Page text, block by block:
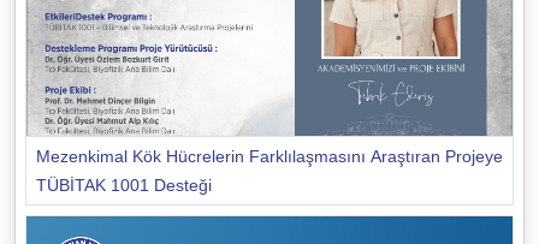
Mezenkimal Kök Hücrelerin Farklılaşmasını Araştıran Projeye
TÜBİTAK 1001 Desteği